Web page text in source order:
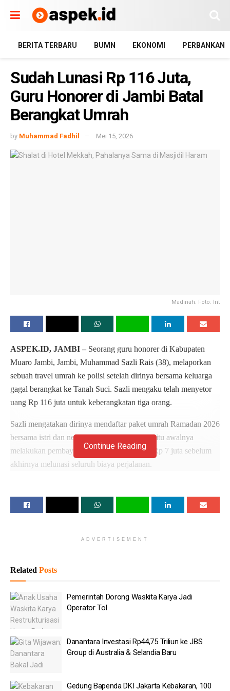
BERITA TERBARU BUMN EKONOMI PERBANKAN
Sudah Lunasi Rp 116 Juta,
Guru Honorer di Jambi Batal
Berangkat Umrah
by Muhammad Fadhil Mei 15, 2026
Madinah. Foto: Int
ASPEK.ID, JAMBI – Seorang guru honorer di Kabupaten
Muaro Jambi, Jambi, Muhammad Sazli Rais (38), melaporkan
sebuah travel umrah ke polisi setelah dirinya bersama keluarga
gagal berangkat ke Tanah Suci. Sazli mengaku telah menyetor
uang Rp 116 juta untuk keberangkatan tiga orang.
Sazli mengatakan dirinya mendaftar paket umrah Ramadan 2026
bersama istri dan neneknya. Warga Tempino itu awalnya
melakukan pembayaran uang muka sebesar Rp 7 juta sebelum
akhirnya melunasi seluruh biaya perjalanan.
semuanya. Saya sudah lunasi pembayaran untuk tiga paket full
Ramadan Rp 35,9 juta, totalnya Rp 116 juta untuk tiga orang.
Pemerintah Dorong Waskita Karya Jadi Operator Tol
Danantara Investasi Rp44,75 Triliun ke JBS Group di
Australia & Selandia Baru
Gedung Bapenda DKI Jakarta Kebakaran, 100 Personel
Damkar Dikerahkan
Polri Pastikan Proses Pemeriksaan Kapolresta Banda
Aceh Dilaksanakan Transparan
Continue Reading
ADVERTISEMENT
Related Posts
Pemerintah Dorong Waskita Karya Jadi
Operator Tol
Danantara Investasi Rp44,75 Triliun ke JBS
Group di Australia & Selandia Baru
Gedung Bapenda DKI Jakarta Kebakaran, 100